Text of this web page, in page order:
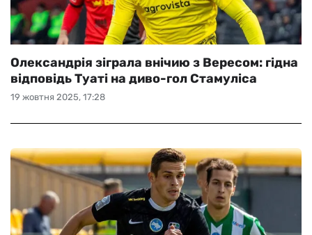
19 жовтня 2025, 17:28
Олександрія зіграла внічию з Вересом: гідна
відповідь Туаті на диво-гол Стамуліса